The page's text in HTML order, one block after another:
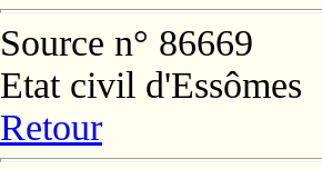
Source n° 86669
Etat civil d'Essômes
Retour